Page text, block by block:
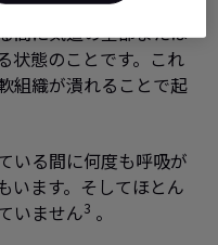
間に気道の全部または
状態のことです。これ
組織が潰れることで起
いる間に何度も呼吸が
います。そしてほとん
いません3 。